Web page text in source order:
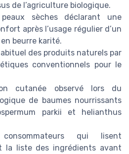
de l’agriculture biologique.
sèches déclarant une
après l’usage régulier d’un
beurre karité.
des produits naturels par
conventionnels pour le
cutanée observé lors du
de baumes nourrissants
parkii et helianthus
qui lisent
la liste des ingrédients avant